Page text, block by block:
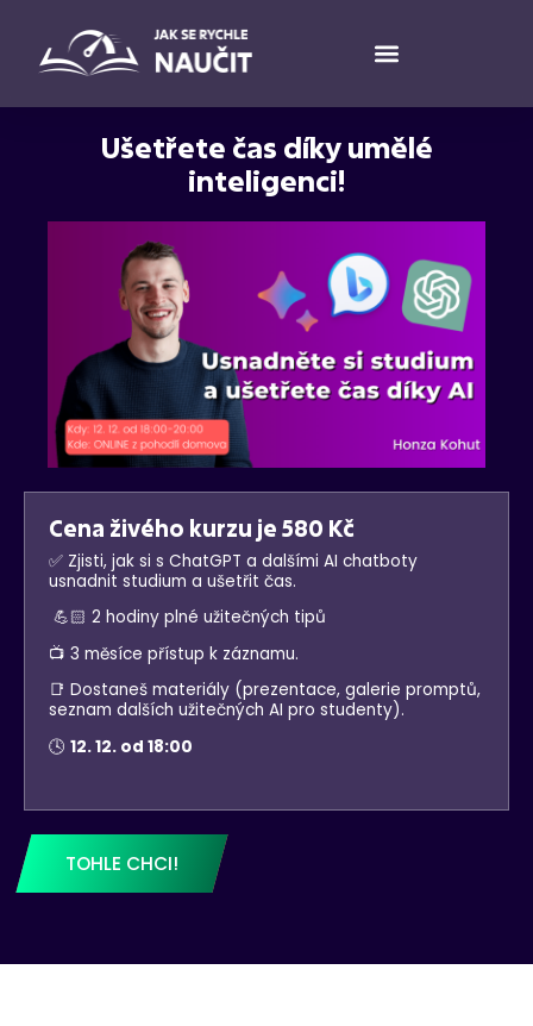
Ušetřete čas díky umělé
inteligenci!
Cena živého kurzu je 580 Kč
✅ Zjisti, jak si s ChatGPT a dalšími AI chatboty
usnadnit studium a ušetřit čas.
💪🏻 2 hodiny plné užitečných tipů
📺 3 měsíce přístup k záznamu.
📑 Dostaneš materiály (prezentace, galerie promptů,
seznam dalších užitečných AI pro studenty).
🕓 12. 12. od 18:00
TOHLE CHCI!